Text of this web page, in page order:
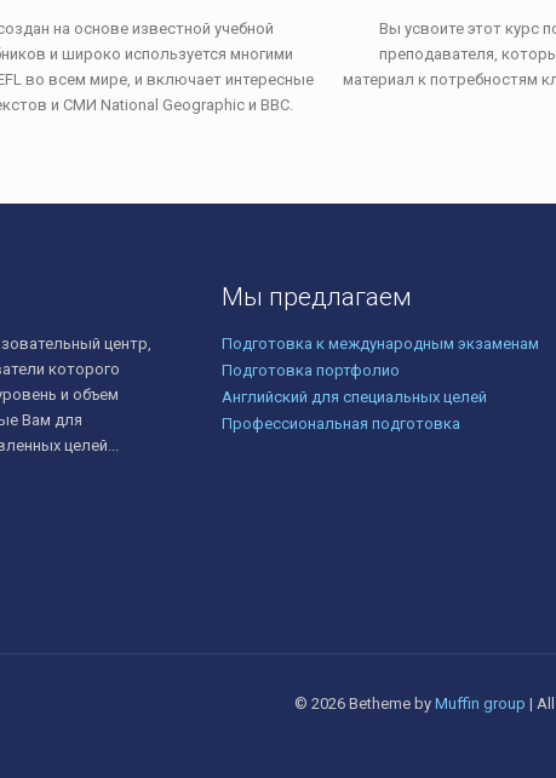
на основе известной учебной
и широко используется многими
во всем мире, и включает интересные
и СМИ National Geographic и BBC.
Вы усвоите этот курс
преподавателя,
материал к потребностям
центр,
которого
и объем
Вам для
целей...
Мы предлагаем
Подготовка к международным экзаменам
Подготовка портфолио
Английский для специальных целей
Профессиональная подготовка
© 2026 Betheme by Muffin group |